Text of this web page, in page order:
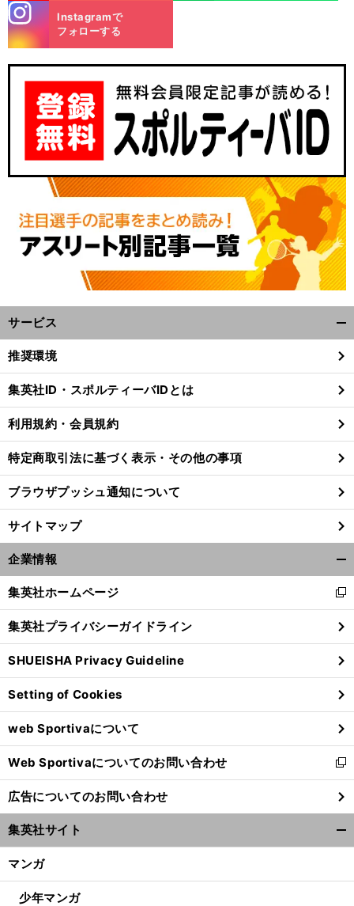
野
、 」
躍
、
。
新
」
m
Instagramで
フォローする
サービス
閉
る
推奨環境
集英社ID・スポルティーバIDとは
利用規約・会員規約
特定商取引法に基づく表示・その他の事項
ブラウザプッシュ通知について
サイトマップ
企業情報
閉
る
集英社ホームページ
新
し
い
ウ
ィ
ン
ド
ウ
で
開
く
集英社プライバシーガイドライン
SHUEISHA Privacy Guideline
Setting of Cookies
web Sportivaについて
Web Sportivaについてのお問い合わせ
新
し
い
ウ
ィ
ン
ウ
広告についてのお問い合わせ
集英社サイト
マンガ
少年マンガ